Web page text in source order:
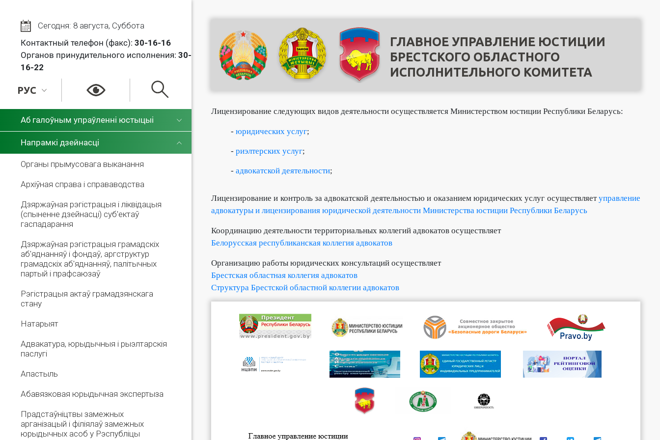
Сегодня: 8 августа, Суббота
Контактный телефон (факс): 30-16-16
Органов принудительного исполнения: 30-
16-22
РУС
Аб галоўным упраўленні юстыцыі
Напрамкі дзейнасці
Органы прымусовага выканання
Архіўная справа і справаводства
Дзяржаўная рэгістрацыя і ліквідацыя
(спыненне дзейнасці) суб'ектаў
гаспадарання
Дзяржаўная рэгістрацыя грамадскіх
аб'яднанняў і фондаў, аргструктур
грамадскіх аб'яднанняў, палітычных
партый і прафсаюзаў
Рэгістрацыя актаў грамадзянскага
стану
Натарыят
Адвакатура, юрыдычныя і рыэлтарскія
паслугі
Апастыль
Абавязковая юрыдычная экспертыза
Прадстаўніцтвы замежных
арганізацый і філіялаў замежных
юрыдычных асоб у Рэспубліцы
ГЛАВНОЕ УПРАВЛЕНИЕ ЮСТИЦИИ
БРЕСТСКОГО ОБЛАСТНОГО
ИСПОЛНИТЕЛЬНОГО КОМИТЕТА
Лицензирование следующих видов деятельности осуществляется Министерством юстиции Республики Беларусь:
- юридических услуг;
- риэлтерских услуг;
- адвокатской деятельности;
Лицензирование и контроль за адвокатской деятельностью и оказанием юридических услуг осуществляетуправление
адвокатуры и лицензирования юридической деятельности Министерства юстиции Республики Беларусь
Координацию деятельности территориальных коллегий адвокатов осуществляет
Белорусская республиканская коллегия адвокатов
Организацию работы юридических консультаций осуществляет
Брестская областная коллегия адвокатов
Структура Брестской областной коллегии адвокатов